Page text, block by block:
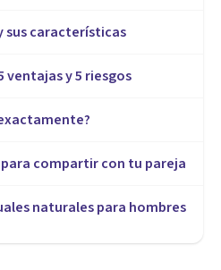
sus características
ventajas y 5 riesgos
para compartir con tu pareja
naturales para hombres
el